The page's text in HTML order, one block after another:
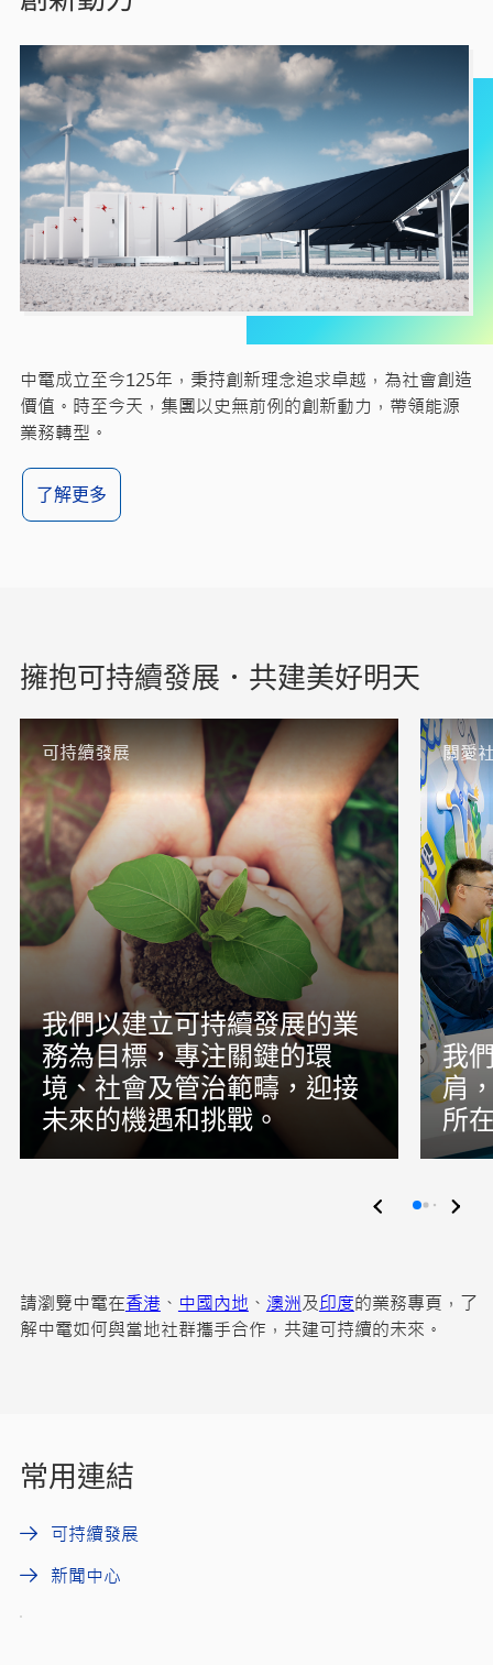
中電成立至今125年，秉持創新理念追求卓越，為社會創造
價值。時至今天，集團以史無前例的創新動力，帶領能源
業務轉型。
了解更多
擁抱可持續發展．共建美好明天
可持續發展
我們以建立可持續發展的業
務為目標，專注關鍵的環
境、社會及管治範疇，迎接
未來的機遇和挑戰。
關愛
我
肩
所
請瀏覽中電在香港 、 中國內地 、 澳洲及印度的業務專頁，了
解中電如何與當地社群攜手合作，共建可持續的未來。
常用連結
可持續發展
新聞中心